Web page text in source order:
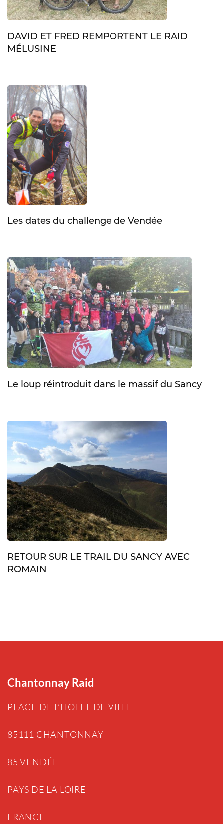
DAVID ET FRED REMPORTENT LE RAID
MÉLUSINE
Les dates du challenge de Vendée
Le loup réintroduit dans le massif du Sancy
RETOUR SUR LE TRAIL DU SANCY AVEC
ROMAIN
Chantonnay Raid
PLACE DE L’HOTEL DE VILLE
85111 CHANTONNAY
85 VENDÉE
PAYS DE LA LOIRE
FRANCE